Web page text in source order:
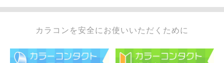
カラコンを安全にお使いいただくために